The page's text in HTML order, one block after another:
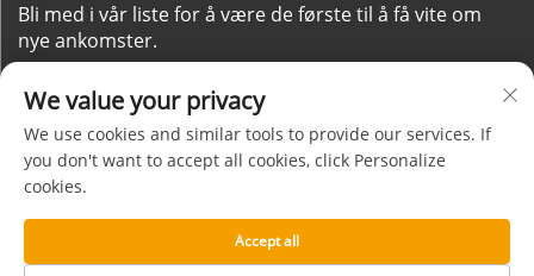
Bli med i vår liste for å være de første til å få vite om
nye ankomster.
Opphavsrett © Xiamen Mornsun Industrial Co., Ltd. Alle
rettigheter forbeholdt
Om KONTAKT Personvernpolicy Blogg
We value your privacy
We use cookies and similar tools to provide our services. If
you don't want to accept all cookies, click Personalize
cookies.
Accept all